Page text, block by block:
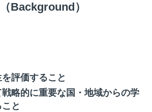
Background）
評価すること
略的に重要な国・地域からの学
と